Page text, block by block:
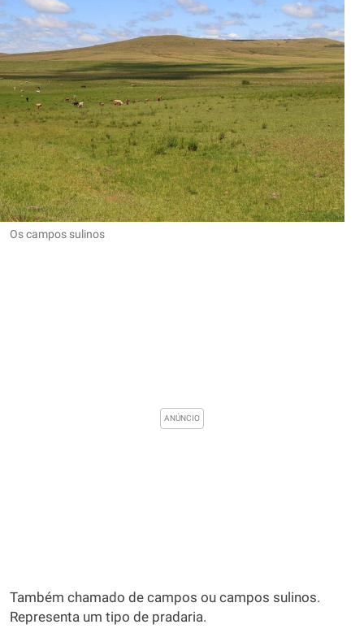
Os campos sulinos
Também chamado de campos ou campos sulinos.
Representa um tipo de pradaria.